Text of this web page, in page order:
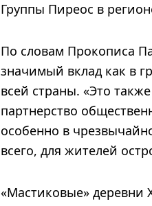
Группы Пиреос в
По словам Прокописа
значимый вклад как в
всей страны. «Это
партнерство
особенно в
всего, для жителей
«Мастиковые» деревни